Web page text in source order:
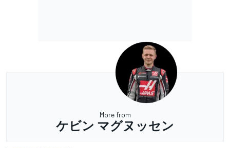
More from
ケビン マグヌッセン